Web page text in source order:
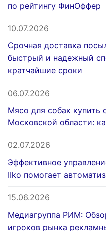
по рейтингу ФинОффер
10.07.2026
Срочная доставка
быстрый и надежный
кратчайшие сроки
06.07.2026
Мясо для собак купить
Московской области:
02.07.2026
Эффективное
IIko помогает
15.06.2026
Медиагруппа РИМ:
игроков рынка